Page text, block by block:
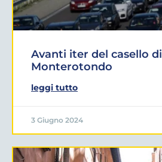
Avanti iter del casello di
Monterotondo
leggi tutto
3 Giugno 2024